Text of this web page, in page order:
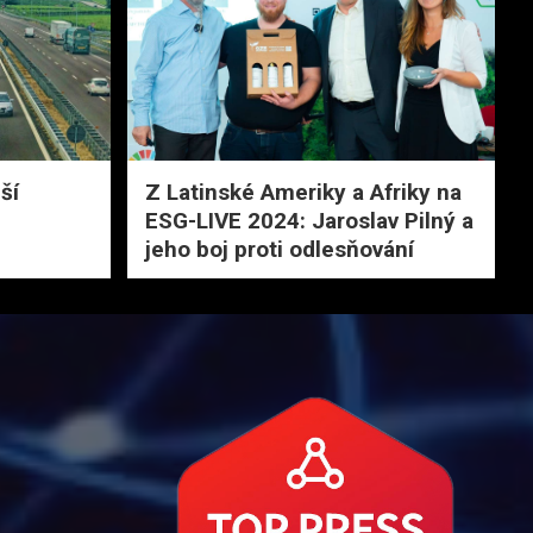
Z Latinské Ameriky a Afriky na
ESG-LIVE 2024: Jaroslav Pilný a
jeho boj proti odlesňování